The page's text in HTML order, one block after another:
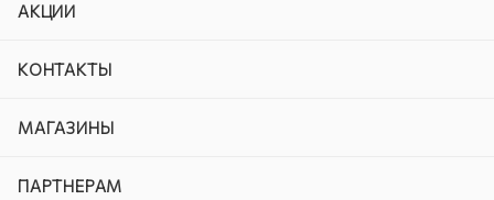
АКЦИИ
КОНТАКТЫ
МАГАЗИНЫ
ПАРТНЕРАМ